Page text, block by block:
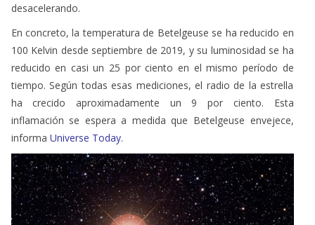
desacelerando.
En concreto, la temperatura de Betelgeuse se ha reducido en
100 Kelvin desde septiembre de 2019, y su luminosidad se ha
reducido en casi un 25 por ciento en el mismo período de
tiempo. Según todas esas mediciones, el radio de la estrella
ha crecido aproximadamente un 9 por ciento. Esta
inflamación se espera a medida que Betelgeuse envejece,
informa Universe Today.